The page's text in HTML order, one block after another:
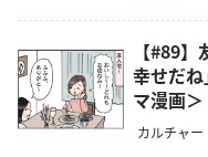
【#89
幸せだ
マ漫画＞
カルチャー